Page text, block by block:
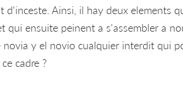
Ainsi, il hay deux elements
qui ensuite peinent a s'assembler a
novia y el novio cualquier interdit qui
cadre ?